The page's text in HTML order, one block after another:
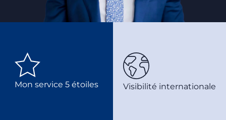
Mon service 5 étoiles Visibilité internationale